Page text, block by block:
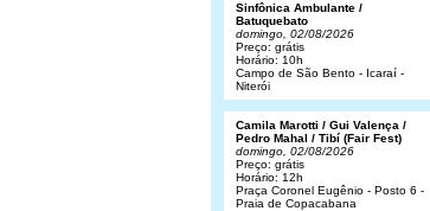
Sinfônica Ambulante /
Batuquebato
domingo, 02/08/2026
Preço: grátis
Horário: 10h
Campo de São Bento - Icaraí -
Niterói
Camila Marotti / Gui Valença /
Pedro Mahal / Tibí (Fair Fest)
domingo, 02/08/2026
Preço: grátis
Horário: 12h
Praça Coronel Eugênio - Posto 6 -
Praia de Copacabana